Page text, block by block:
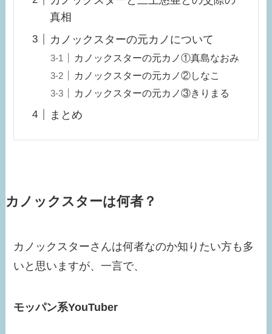
真相
カノックスターの元カノについて
カノックスターの元カノ①真島なおみ
カノックスターの元カノ②しなこ
カノックスターの元カノ③きりまる
まとめ
カノックスターは何者？
カノックスターさんは何者なのか知りたい方も多
いと思いますが、一言で、
モッパン系YouTuber